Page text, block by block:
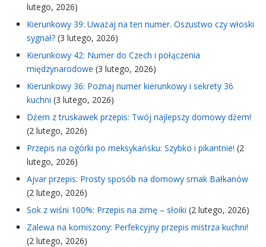
lutego, 2026)
Kierunkowy 39: Uważaj na ten numer. Oszustwo czy włoski
sygnał? (3 lutego, 2026)
Kierunkowy 42: Numer do Czech i połączenia
międzynarodowe (3 lutego, 2026)
Kierunkowy 36: Poznaj numer kierunkowy i sekrety 36
kuchni (3 lutego, 2026)
Dżem z truskawek przepis: Twój najlepszy domowy dżem!
(2 lutego, 2026)
Przepis na ogórki po meksykańsku: Szybko i pikantnie! (2
lutego, 2026)
Ajvar przepis: Prosty sposób na domowy smak Bałkanów
(2 lutego, 2026)
Sok z wiśni 100%: Przepis na zimę – słoiki (2 lutego, 2026)
Zalewa na korniszony: Perfekcyjny przepis mistrza kuchni!
(2 lutego, 2026)